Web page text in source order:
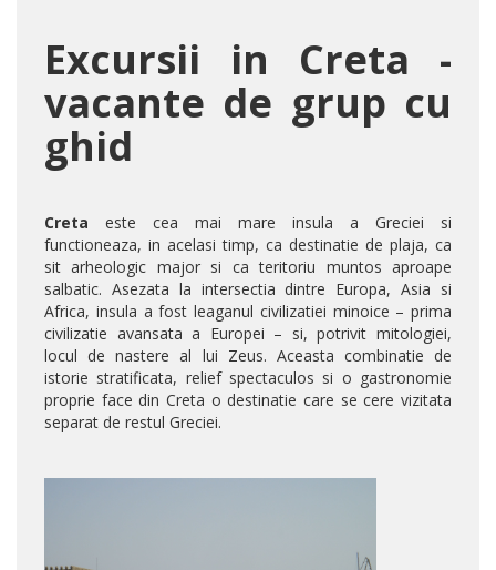
Excursii in Creta -
vacante de grup cu
ghid
Creta este cea mai mare insula a Greciei si
functioneaza, in acelasi timp, ca destinatie de plaja, ca
sit arheologic major si ca teritoriu muntos aproape
salbatic. Asezata la intersectia dintre Europa, Asia si
Africa, insula a fost leaganul civilizatiei minoice – prima
civilizatie avansata a Europei – si, potrivit mitologiei,
locul de nastere al lui Zeus. Aceasta combinatie de
istorie stratificata, relief spectaculos si o gastronomie
proprie face din Creta o destinatie care se cere vizitata
separat de restul Greciei.